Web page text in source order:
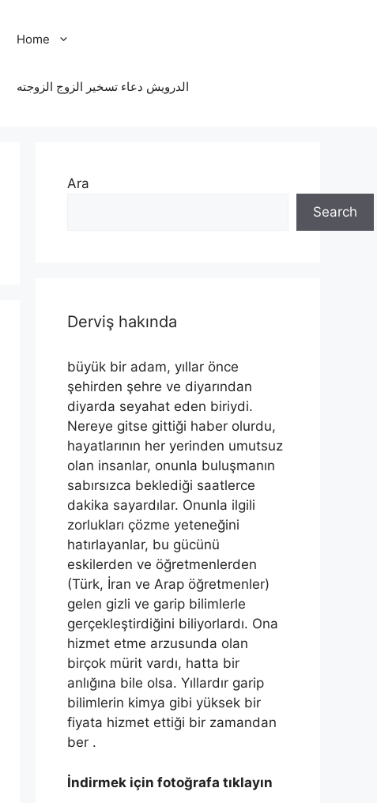
Home
الدرویش دعاء تسخير الزوج الزوجته
Ara
Search
Derviş hakında
büyük bir adam, yıllar önce
şehirden şehre ve diyarından
diyarda seyahat eden biriydi.
Nereye gitse gittiği haber olurdu,
hayatlarının her yerinden umutsuz
olan insanlar, onunla buluşmanın
sabırsızca beklediği saatlerce
dakika sayardılar. Onunla ilgili
zorlukları çözme yeteneğini
hatırlayanlar, bu gücünü
eskilerden ve öğretmenlerden
(Türk, İran ve Arap öğretmenler)
gelen gizli ve garip bilimlerle
gerçekleştirdiğini biliyorlardı. Ona
hizmet etme arzusunda olan
birçok mürit vardı, hatta bir
anlığına bile olsa. Yıllardır garip
bilimlerin kimya gibi yüksek bir
fiyata hizmet ettiği bir zamandan
ber .
İndirmek için fotoğrafa tıklayın